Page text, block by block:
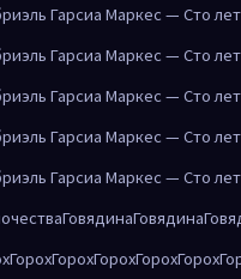
Гарсиа Маркес — Сто
Гарсиа Маркес — Сто
Гарсиа Маркес — Сто
Гарсиа Маркес — Сто
Гарсиа Маркес — Сто
ГовядинаГовядина
ГорохГорохГорохГорохГорох